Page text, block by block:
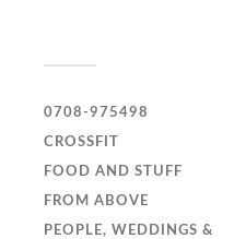
0708-975498
CROSSFIT
FOOD AND STUFF
FROM ABOVE
PEOPLE, WEDDINGS &